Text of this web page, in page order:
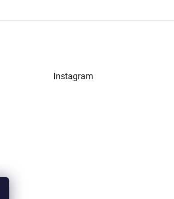
Instagram